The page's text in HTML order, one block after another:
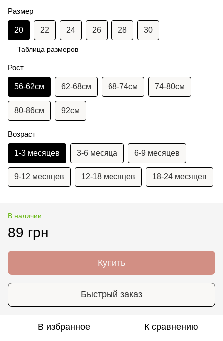
Размер
20 22 24 26 28 30
Таблица размеров
Рост
56-62см 62-68см 68-74см 74-80см
80-86см 92см
Возраст
1-3 месяцев 3-6 месяца 6-9 месяцев
9-12 месяцев 12-18 месяцев 18-24 месяцев
В наличии
89 грн
Купить
Быстрый заказ
В избранное К сравнению